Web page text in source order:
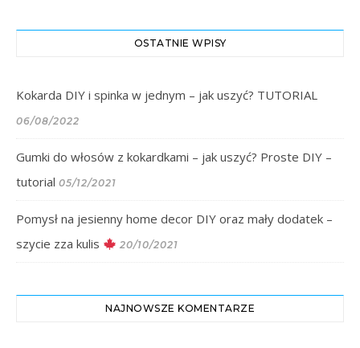
OSTATNIE WPISY
Kokarda DIY i spinka w jednym – jak uszyć? TUTORIAL
06/08/2022
Gumki do włosów z kokardkami – jak uszyć? Proste DIY –
tutorial 05/12/2021
Pomysł na jesienny home decor DIY oraz mały dodatek –
szycie zza kulis
20/10/2021
NAJNOWSZE KOMENTARZE